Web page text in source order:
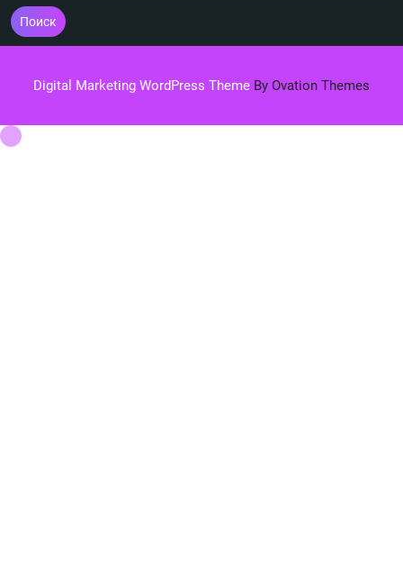
Поиск
Digital Marketing WordPress Theme By Ovation Themes